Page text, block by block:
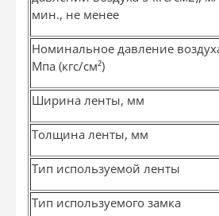
мин., не менее
Номинальное давление
Мпа (кгс/см²)
Ширина ленты, мм
Толщина ленты, мм
Тип используемой ленты
Тип используемого замка